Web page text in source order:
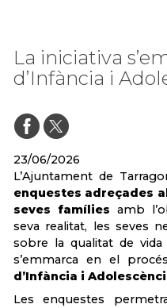
La iniciativa
d’Infància i
23/06/2026
L’Ajuntament de
enquestes adreçades
seves famílies amb
seva realitat, les seves
sobre la qualitat de vida
s’emmarca en el
d’Infància i
Les enquestes